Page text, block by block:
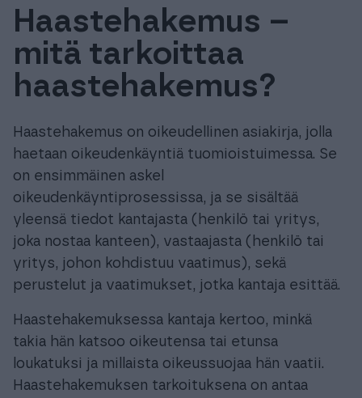
Tuki & Koulutus
Meistä & Ajankohtaista
Tilaa Procountor
Kokeile maksutta
Kirjaudu
Haastehakemus –
mitä tarkoittaa
haastehakemus?
Haastehakemus on oikeudellinen asiakirja, jolla
haetaan oikeudenkäyntiä tuomioistuimessa. Se
on ensimmäinen askel
oikeudenkäyntiprosessissa, ja se sisältää
yleensä tiedot kantajasta (henkilö tai yritys,
joka nostaa kanteen), vastaajasta (henkilö tai
yritys, johon kohdistuu vaatimus), sekä
perustelut ja vaatimukset, jotka kantaja esittää.
Haastehakemuksessa kantaja kertoo, minkä
takia hän katsoo oikeutensa tai etunsa
loukatuksi ja millaista oikeussuojaa hän vaatii.
Haastehakemuksen tarkoituksena on antaa